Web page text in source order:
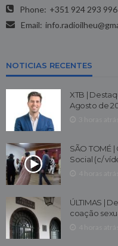
Phone: +351 924 293 996
Email:
NOTICIAS RECENTES
XTB |
Agosto de
SÃO TOMÉ
Social (c/
ÚLTIMAS |
coação